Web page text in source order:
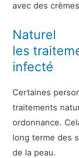
avec des
Naturel
les
infecté
Certaines
traitements
ordonnance.
long terme des
de la peau.